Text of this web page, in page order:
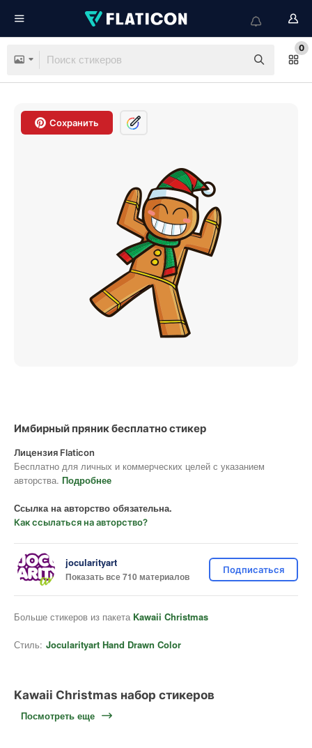
0
Сохранить
Имбирный пряник бесплатно стикер
Лицензия Flaticon
Бесплатно для личных и коммерческих целей с указанием
авторства. Подробнее
Ссылка на авторство обязательна.
Как ссылаться на авторство?
jocularityart
Показать все 710 материалов
Подписаться
Больше стикеров из пакета Kawaii Christmas
Стиль: Jocularityart Hand Drawn Color
Kawaii Christmas набор стикеров
Посмотреть еще